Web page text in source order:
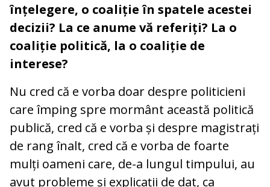
înțelegere, o coaliție în spatele acestei
decizii? La ce anume vă referiți? La o
coaliție politică, la o coaliție de
interese?
Nu cred că e vorba doar despre politicieni
care împing spre mormânt această politică
publică, cred că e vorba și despre magistrați
de rang înalt, cred că e vorba de foarte
mulți oameni care, de-a lungul timpului, au
avut probleme și explicații de dat, ca